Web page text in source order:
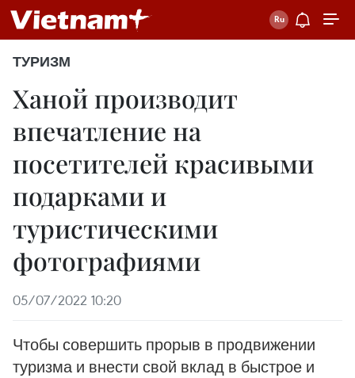
ТУРИЗМ
Ханой производит
впечатление на
посетителей красивыми
подарками и
туристическими
фотографиями
05/07/2022 10:20
Чтобы совершить прорыв в продвижении
туризма и внести свой вклад в быстрое и